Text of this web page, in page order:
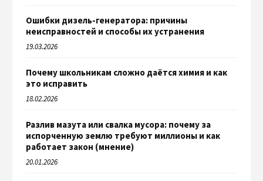
Ошибки дизель-генератора: причины
неисправностей и способы их устранения
19.03.2026
Почему школьникам сложно даётся химия и как
это исправить
18.02.2026
Разлив мазута или свалка мусора: почему за
испорченную землю требуют миллионы и как
работает закон (мнение)
20.01.2026